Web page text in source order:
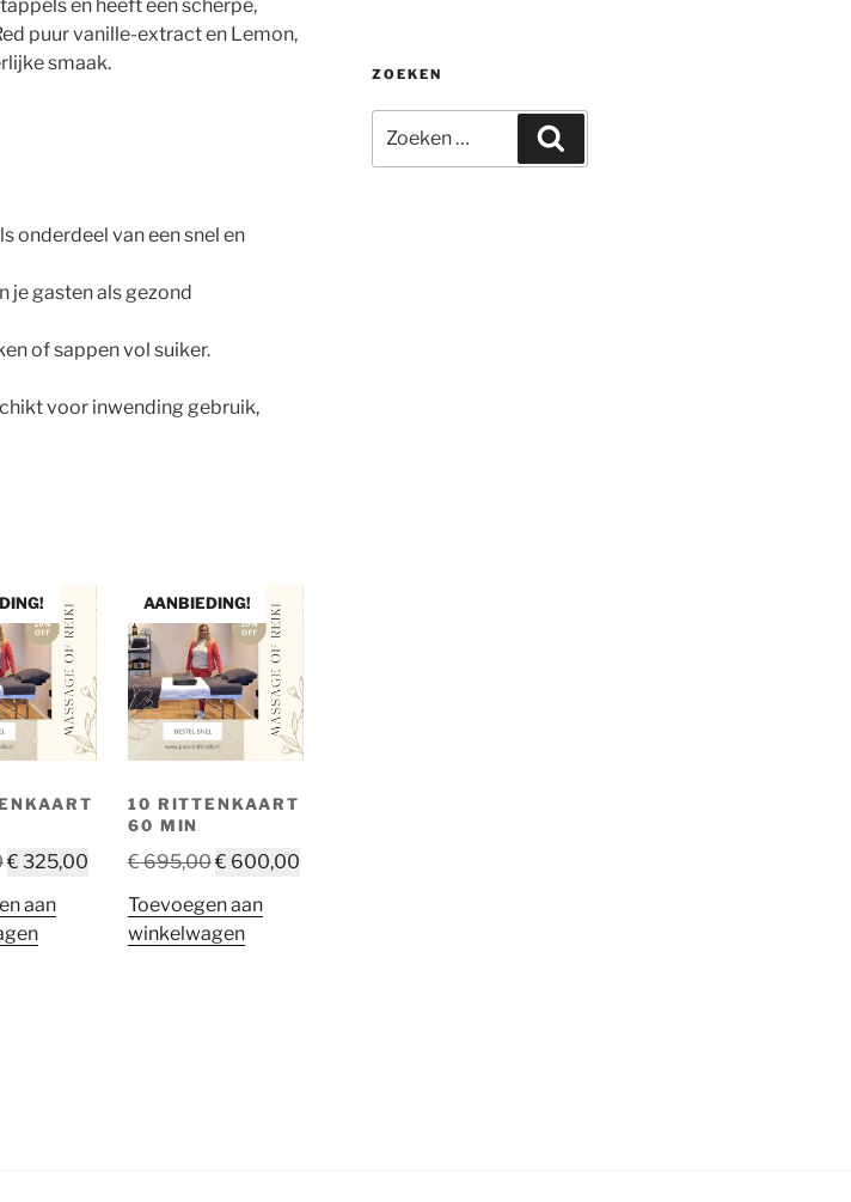
en heeft een scherpe,
puur vanille-extract en Lemon,
smaak.
onderdeel van een snel en
je gasten als gezond
of sappen vol suiker.
voor inwending gebruik,
Oorspronkelijke
was:
€ 385,00.
€ 325,00Huidige
€ 325,00.
aan
AANBIEDING!
10 RITTENKAART
60 MIN
€695,00Oorspronkelijke
was:
€ 695,00.
€ 600,00Huidige
Toevoegen aan
winkelwagen
ZOEKEN
naar: